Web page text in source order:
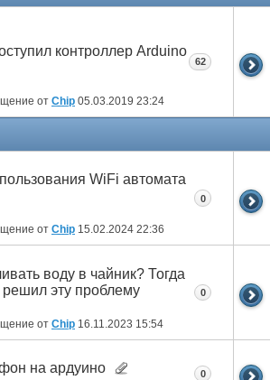
контроллер Arduino
от Chip 05.03.2019 23:24
62
WiFi автомата
от Chip 15.02.2024 22:36
0
воду в чайник? Тогда
решил эту проблему
от Chip 16.11.2023 15:54
0
на ардуино 0